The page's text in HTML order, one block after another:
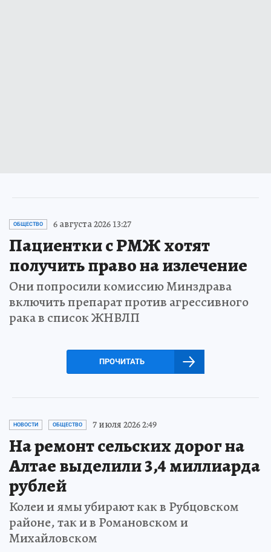
ОБЩЕСТВО 6 августа 2026 13:27
Пациентки с РМЖ хотят
получить право на излечение
Они попросили комиссию Минздрава
включить препарат против агрессивного
рака в список ЖНВЛП
ПРОЧИТАТЬ
НОВОСТИ ОБЩЕСТВО 7 июля 2026 2:49
На ремонт сельских дорог на
Алтае выделили 3,4 миллиарда
рублей
Колеи и ямы убирают как в Рубцовском
районе, так и в Романовском и
Михайловском